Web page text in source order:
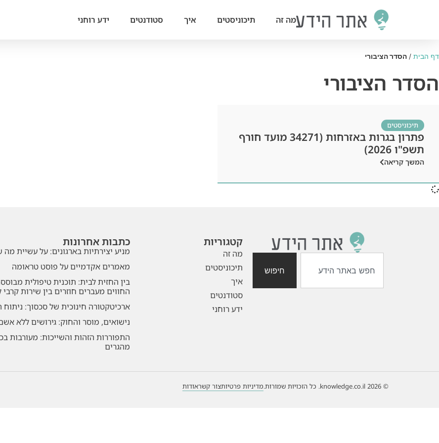
מה זה תיכוניסטים איך סטודנטים ידע רוחני
דף הבית / הסדר הציבורי
הסדר הציבורי
תיכוניסטים
פתרון בגרות באזרחות (34271 מועד חורף
תשפ"ו 2026)
המשך קריאה
חיפוש
קטגוריות
מה זה
תיכוניסטים
איך
סטודנטים
ידע רוחני
כתבות אחרונות
מניע יצירתיות בארגונים: על עשיית
מאמרים אקדמיים על פוסט טראומה
בין החזית לבית: תוכנית טיפולית
החווים מעברים חוזרים בין שירות קרבי
ארכיטקטורה חינוכית של סכסוך:
נישואים, מוסר והחוק: גירושים ללא
התפוררות הזהות והשייכות: מעורבות
מהגרים
© 2026 knowledge.co.il. כל הזכויות שמורות. מדיניות פרטיותצור קשראודות